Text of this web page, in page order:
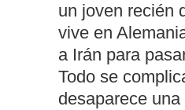
un joven recién
vive en
a Irán para
Todo se
desaparece